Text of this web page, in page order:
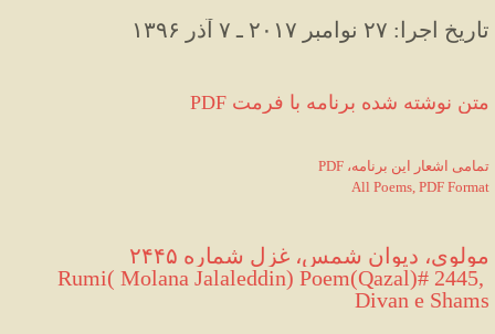
۱۳۹۶ تاریخ اجرا: ۲۷ نوامبر ۲۰۱۷ ـ ۷ آذر
PDF متن نوشته شده برنامه با فرمت
PDF ،تمامی اشعار این برنامه
All Poems, PDF Format
مولوی، دیوان شمس، غزل شماره ۲۴۴۵
Rumi( Molana Jalaleddin) Poem(Qazal)# 2445,
Divan e Shams